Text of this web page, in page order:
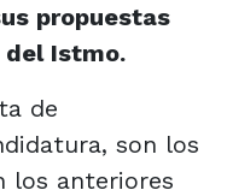
propuestas
Istmo.
de
son los
los anteriores